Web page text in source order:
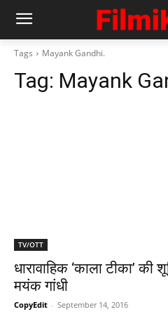
Tags Mayank Gandhi.
Tag: Mayank
TV/OTT
धारावाहिक ‘काला टीका’
मयंक गांधी
CopyEdit - September 14, 2016